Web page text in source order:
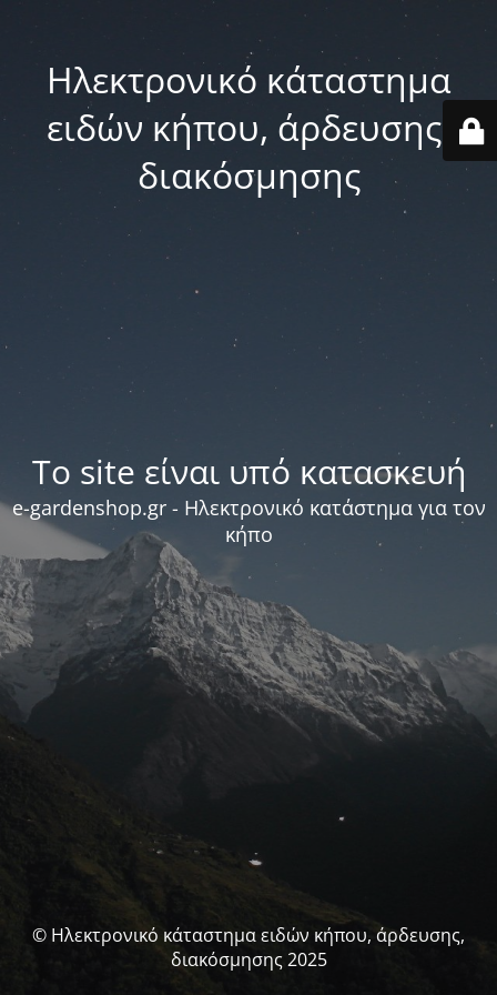
Ηλεκτρονικό κάταστημα
ειδών κήπου, άρδευσης,
διακόσμησης
Το site είναι υπό κατασκευή
e-gardenshop.gr - Ηλεκτρονικό κατάστημα για τον
κήπο
© Ηλεκτρονικό κάταστημα ειδών κήπου, άρδευσης,
διακόσμησης 2025